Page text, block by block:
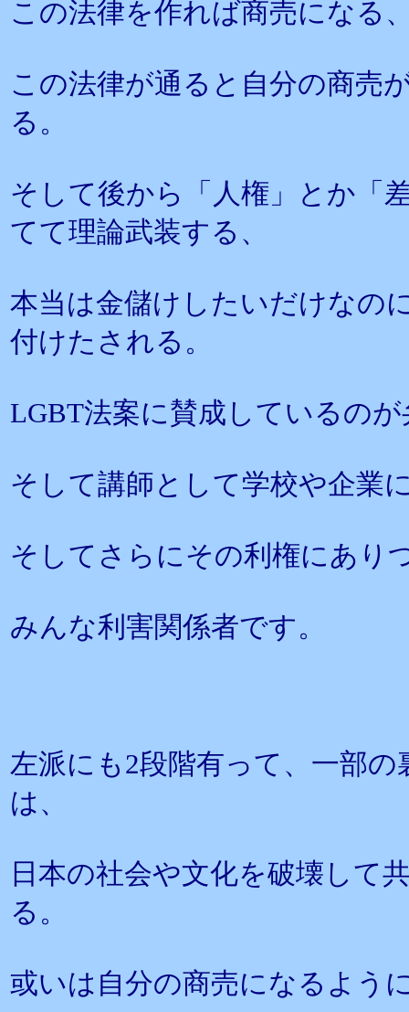
この法律を作れば商売になる
この法律が通ると自分の商売
る。
そして後から「人権」とか「
てて理論武装する、
本当は金儲けしたいだけなの
付けたされる。
LGBT法案に賛成しているの
そして講師として学校や企業
そしてさらにその利権にあり
みんな利害関係者です。
左派にも2段階有って、一部
は、
日本の社会や文化を破壊して
る。
或いは自分の商売になるよう